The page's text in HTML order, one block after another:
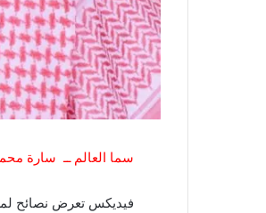
سما العالم ــ سارة
فيديكس تعرض نصائح